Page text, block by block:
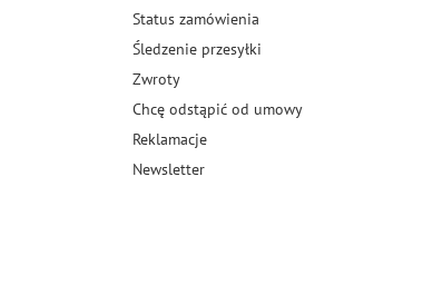
Status zamówienia
Śledzenie przesyłki
Zwroty
Chcę odstąpić od umowy
Reklamacje
Newsletter